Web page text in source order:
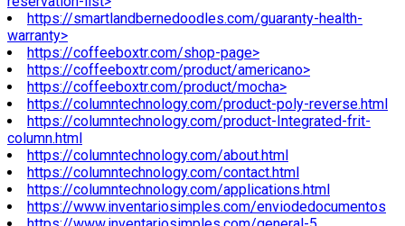
https://smartlandbernedoodles.com/guaranty-health-
warranty>
https://coffeeboxtr.com/shop-page>
https://coffeeboxtr.com/product/americano>
https://coffeeboxtr.com/product/mocha>
https://columntechnology.com/product-poly-reverse.html
https://columntechnology.com/product-Integrated-frit-
column.html
https://columntechnology.com/about.html
https://columntechnology.com/contact.html
https://columntechnology.com/applications.html
https://www.inventariosimples.com/enviodedocumentos